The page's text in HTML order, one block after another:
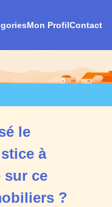
Mon ProfilContact
le
à
sur ce
?